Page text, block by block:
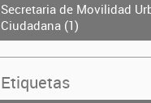
Secretaria de Movilidad
Ciudadana (1)
Etiquetas